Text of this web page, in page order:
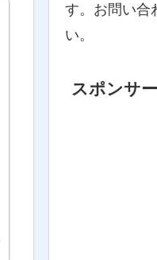
す。お問い合
い。
スポンサ